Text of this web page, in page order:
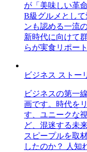
が「美味しい革
B級グルメとし
ンも認める一流
新時代に向けて
らが実食リポー
ビジネス ストー
ビジネスの第一
画です。時代を
す、ユニークな
ど、混迷する未
スピープルを取
したのか？ 人知